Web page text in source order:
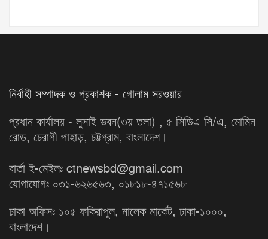
নির্বাহী সম্পাদক ও প্রকাশক - গোলাম সরওয়ার
প্রধান কার্যালয় - লুসাই ভবন(৩য় তলা) , ৫ সিডিএ সি/এ, মোমিন
রোড, চেরাগী পাহাড়, চট্টগ্রাম, বাংলাদেশ।
বার্তা ই-মেইলঃ ctnewsbd@gmail.com
যোগাযোগঃ ০৩১-৬২৬৫৬৩, ০১৮১৮-৪৭১৫৬৮
ঢাকা অফিসঃ ১০৫ ফকিরাপুল, মালেক মার্কেট, ঢাকা-১০০০,
বাংলাদেশ।